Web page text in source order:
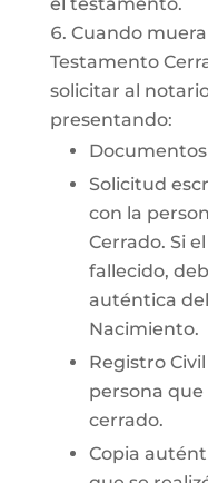
Cuando
Testamento
solicitar al
presentando:
Solicitud
con la
Cerrado. Si
fallecido,
auténtica
Nacimiento.
Registro
persona
cerrado.
Copia